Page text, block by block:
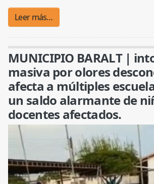
Leer más…
MUNICIPIO BARALT |
masiva por olores
afecta a múltiples
un saldo alarmante de
docentes afectados.